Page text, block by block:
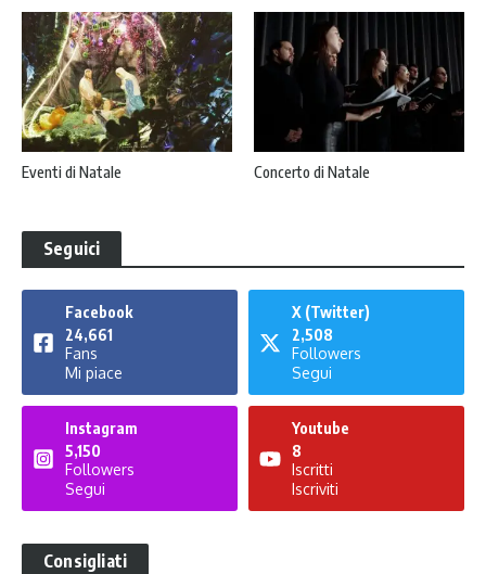
Eventi di Natale Concerto di Natale
Seguici
Facebook
24,661
Fans
Mi piace
X (Twitter)
2,508
Followers
Segui
Instagram
5,150
Followers
Segui
Youtube
8
Iscritti
Iscriviti
Consigliati